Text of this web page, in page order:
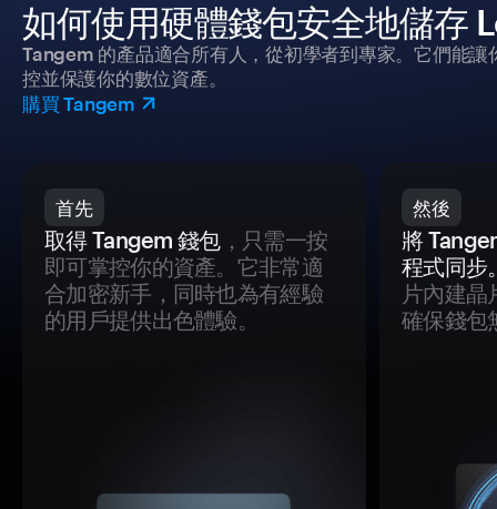
如何使用硬體錢包安全地儲存
Tangem 的產品適合所有人，從初學者到專家。它們能
控並保護你的數位資產。
購買 Tangem
首先
取得 Tangem 錢包，只需一按
即可掌控你的資產。它非常適
合加密新手，同時也為有經驗
的用戶提供出色體驗。
然後
將
程式同步
片內建晶
確保錢包